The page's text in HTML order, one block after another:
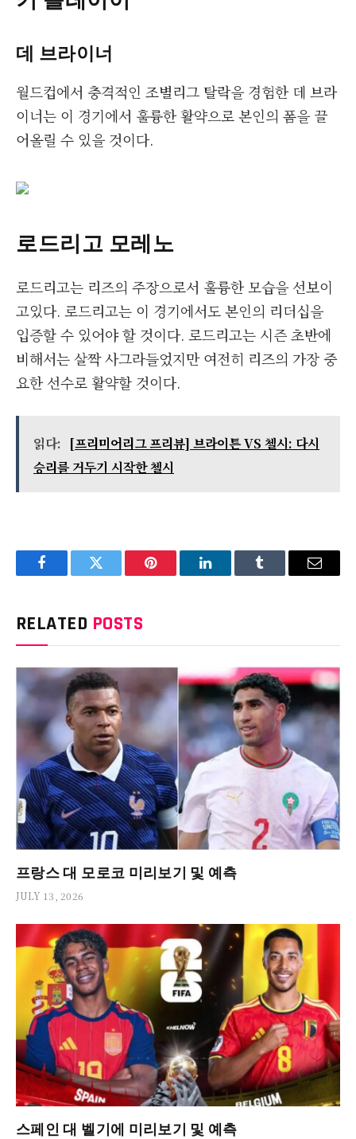
데 브라이너
월드컵에서 충격적인 조별리그 탈락을 경험한 데 브라
이너는 이 경기에서 훌륭한 활약으로 본인의 폼을 끌
어올릴 수 있을 것이다.
로드리고 모레노
로드리고는 리즈의 주장으로서 훌륭한 모습을 선보이
고있다. 로드리고는 이 경기에서도 본인의 리더십을
입증할 수 있어야 할 것이다. 로드리고는 시즌 초반에
비해서는 살짝 사그라들었지만 여전히 리즈의 가장 중
요한 선수로 활약할 것이다.
읽다: [프리미어리그 프리뷰] 브라이튼 VS 첼시: 다시
승리를 거두기 시작한 첼시
FacebookTwitter Pinterest LinkedInTumblr Email
RELATED POSTS
프랑스 대 모로코 미리보기 및 예측
JULY 13, 2026
스페인 대 벨기에 미리보기 및 예측